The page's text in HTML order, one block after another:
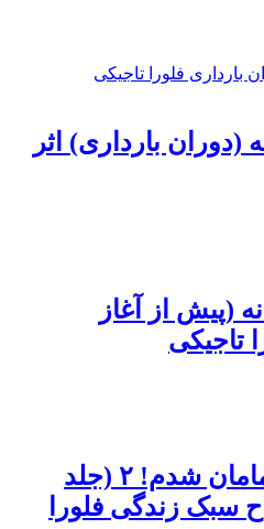
(دوران بارداری) اثر
(پیش از آغاز
تاجیکی
کتاب دیدید منم مامان شدم! ۲ (جلد
سبک زندگی فلورا